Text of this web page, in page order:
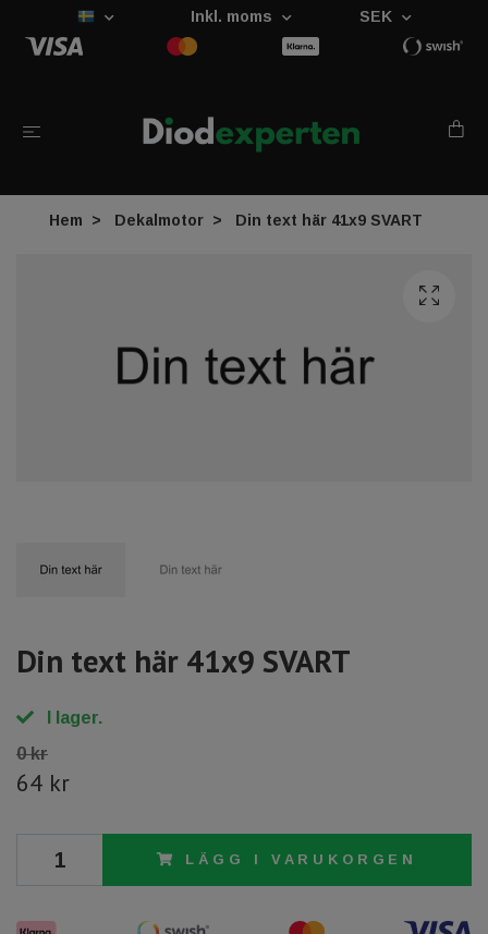
Inkl. moms SEK
Hem Dekalmotor Din text här 41x9 SVART
Din text här 41x9 SVART
I lager.
0 kr
64 kr
LÄGG I VARUKORGEN